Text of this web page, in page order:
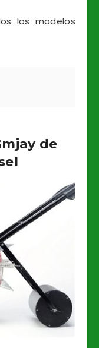
los modelos
de